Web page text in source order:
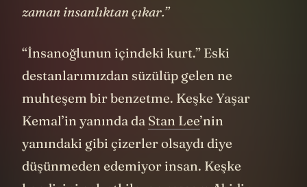
zaman insanlıktan çıkar.”
“İnsanoğlunun içindeki kurt.” Eski
destanlarımızdan süzülüp gelen ne
muhteşem bir benzetme. Keşke Yaşar
Kemal’in yanında da Stan Lee’nin
yanındaki gibi çizerler olsaydı diye
düşünmeden edemiyor insan. Keşke